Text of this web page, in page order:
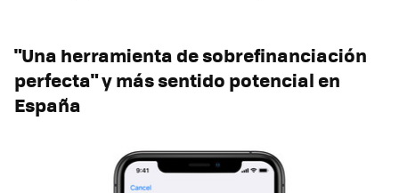
"Una herramienta de sobrefinanciación
perfecta" y más sentido potencial en
España